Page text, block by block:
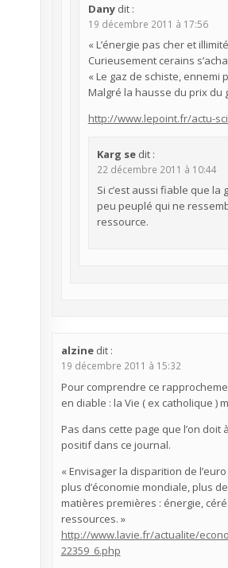
Dany dit :
19 décembre 2011 à 17:56
« L’énergie pas cher et
Curieusement cerains
« Le gaz de schiste, ennemi
Malgré la hausse du prix du
http://www.lepoint.fr/actu-
Karg se dit :
22 décembre 2011 à 10:44
Si c’est aussi fiable que
peu peuplé qui ne
ressource.
alzine dit :
19 décembre 2011 à 15:32
Pour comprendre ce
en diable : la Vie ( ex catholique )
Pas dans cette page que l’on doit
positif dans ce journal.
« Envisager la disparition de
plus d’économie mondiale, plus
matières premières : énergie,
ressources. »
http://www.lavie.fr/actualite/
22359_6.php